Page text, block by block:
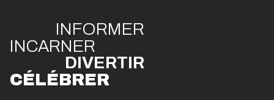
INFORMER
INCARNER
DIVERTIR
CÉLÉBRER